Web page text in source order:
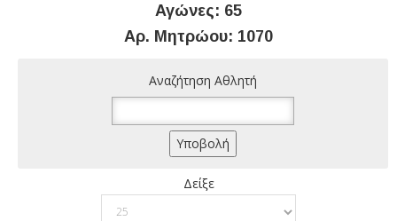
Αγώνες: 65
Αρ. Μητρώου: 1070
Αναζήτηση Αθλητή
Δείξε